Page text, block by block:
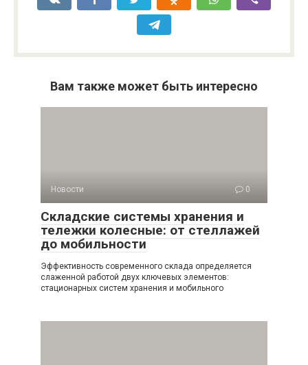
Вам также может быть интересно
Новости 0
Складские системы хранения и
тележки колесные: от стеллажей
до мобильности
Эффективность современного склада определяется
слаженной работой двух ключевых элементов:
стационарных систем хранения и мобильного